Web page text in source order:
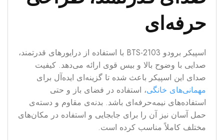
حرفه‌ای
اسپیکر برودو BTS-2103 با استفاده از درایورهای قدرتمند،
صدایی با وضوح بالا و بیس قوی ارائه می‌دهد. کیفیت
صدای این اسپیکر باعث شده تا گزینه‌ای ایده‌آل برای
مهمانی‌های خانگی، استفاده در فضای باز و حتی
استفاده‌های نیمه‌حرفه‌ای باشد. بدنه‌ی مقاوم و دسته‌ی
حمل آسان نیز آن را برای جابجایی و استفاده در مکان‌های
مختلف کاملاً مناسب کرده است.